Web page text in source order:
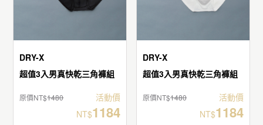
DRY-X
超值3入男真快乾三角褲組
原價NT$1480
活動價
NT$1184
DRY-X
超值3入男真快乾三角褲組
原價NT$1480
活動價
NT$1184